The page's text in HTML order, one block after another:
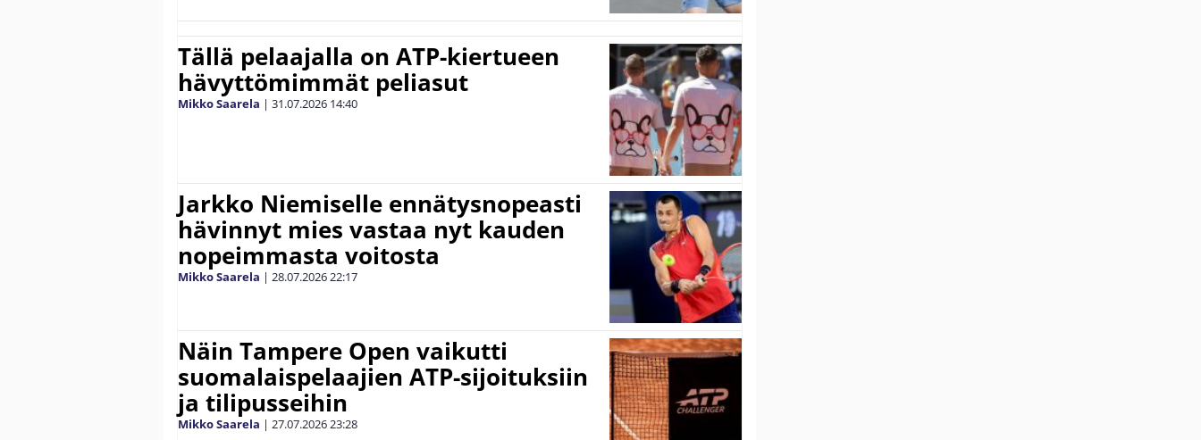
Tällä pelaajalla on ATP-kiertueen
hävyttömimmät peliasut
Mikko Saarela | 31.07.2026 14:40
Jarkko Niemiselle ennätysnopeasti
hävinnyt mies vastaa nyt kauden
nopeimmasta voitosta
Mikko Saarela | 28.07.202622:17
Näin Tampere Open vaikutti
suomalaispelaajien ATP-sijoituksiin
ja tilipusseihin
Mikko Saarela | 27.07.202623:28